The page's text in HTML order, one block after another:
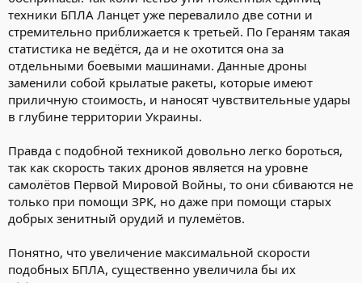
техники БПЛА Ланцет уже перевалило две сотни и
стремительно приближается к третьей. По Гераням такая
статистика не ведётся, да и не охотится она за
отдельными боевыми машинами. Данные дроны
заменили собой крылатые ракеты, которые имеют
приличную стоимость, и наносят чувствительные удары
в глубине территории Украины.
Правда с подобной техникой довольно легко бороться,
так как скорость таких дронов является на уровне
самолётов Первой Мировой Войны, то они сбиваются не
только при помощи ЗРК, но даже при помощи старых
добрых зенитный орудий и пулемётов.
Понятно, что увеличение максимальной скорости
подобных БПЛА, существенно увеличила бы их